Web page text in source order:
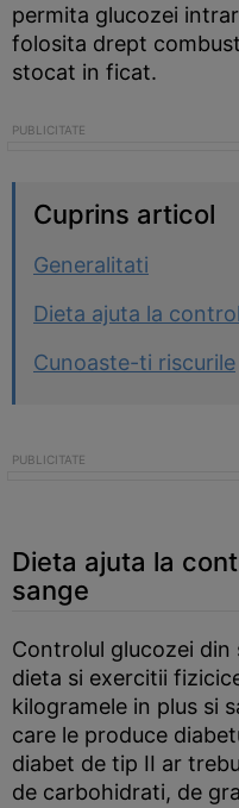
permita glucozei
folosita drept
stocat in ficat.
Cuprins articol
Generalitati
Dieta ajuta la
Cunoaste-ti riscurile
Dieta ajuta la
sange
Controlul glucozei din
dieta si exercitii
kilogramele in plus si
care le produce
diabet de tip II ar
de carbohidrati, de